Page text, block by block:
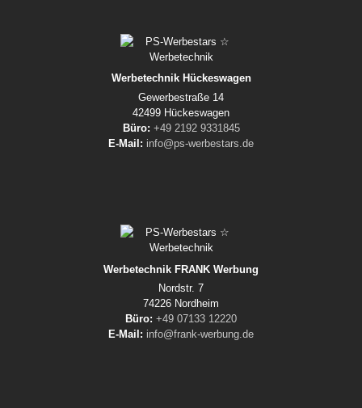
Werbetechnik Hückeswagen
Gewerbestraße 14
42499 Hückeswagen
Büro: +49 2192 9331845
E-Mail: info@ps-werbestars.de
Werbetechnik FRANK Werbung
Nordstr. 7
74226 Nordheim
Büro: +49 07133 12220
E-Mail: info@frank-werbung.de